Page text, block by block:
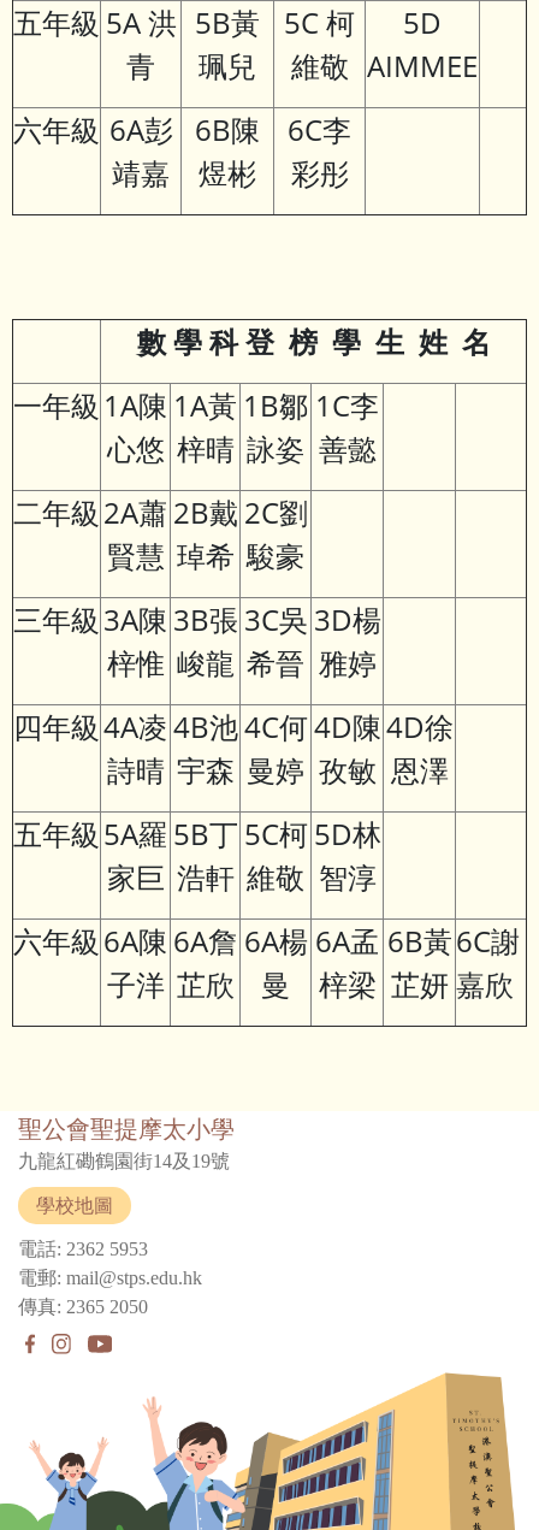
五年級 5A 洪
青
5B黃
珮兒
5C 柯
維敬
5D
AIMMEE
六年級 6A彭
靖嘉
6B陳
煜彬
6C李
彩彤
數學科登 榜 學 生 姓 名
一年級 1A陳
心悠
1A黃
梓晴
1B鄒
詠姿
1C李
善懿
二年級 2A蕭
賢慧
2B戴
琸希
2C劉
駿豪
三年級 3A陳
梓惟
3B張
峻龍
3C吳
希晉
3D楊
雅婷
四年級4A凌
詩晴
4B池
宇森
4C何
曼婷
4D陳
孜敏
4D徐
恩澤
五年級 5A羅
家巨
5B丁
浩軒
5C柯
維敬
5D林
智淳
六年級 6A陳
子洋
6A詹
芷欣
6A楊
曼
6A孟
梓梁
6B黃
芷妍
6C謝
嘉欣
聖公會聖提摩太小學
九龍紅磡鶴園街14及19號
學校地圖
電話: 2362 5953
電郵: mail@stps.edu.hk
傳真: 2365 2050